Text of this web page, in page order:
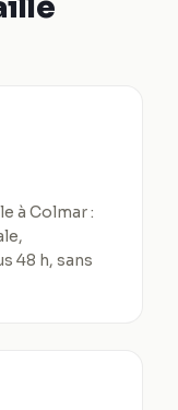
à Colmar :
48 h, sans